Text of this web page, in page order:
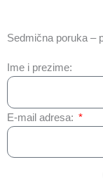
Sedmična poruka –
Ime i prezime:
E-mail adresa: